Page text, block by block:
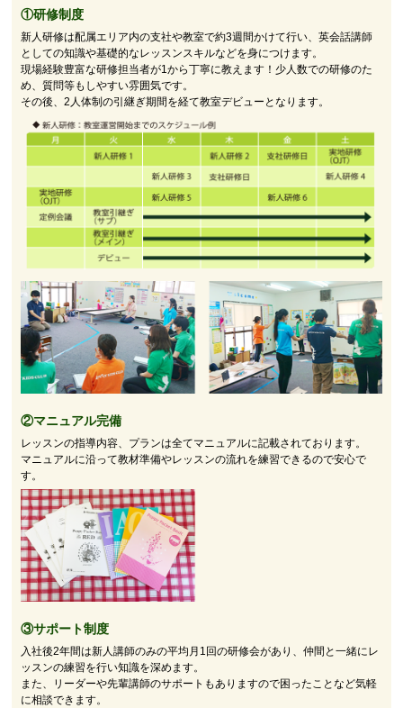
①研修制度
新人研修は配属エリア内の支社や教室で約3週間かけて行い、英会話講師
としての知識や基礎的なレッスンスキルなどを身につけます。
現場経験豊富な研修担当者が1から丁寧に教えます！少人数での研修のた
め、質問等もしやすい雰囲気です。
その後、2人体制の引継ぎ期間を経て教室デビューとなります。
②マニュアル完備
レッスンの指導内容、プランは全てマニュアルに記載されております。
マニュアルに沿って教材準備やレッスンの流れを練習できるので安心で
す。
③サポート制度
入社後2年間は新人講師のみの平均月1回の研修会があり、仲間と一緒にレ
ッスンの練習を行い知識を深めます。
また、リーダーや先輩講師のサポートもありますので困ったことなど気軽
に相談できます。